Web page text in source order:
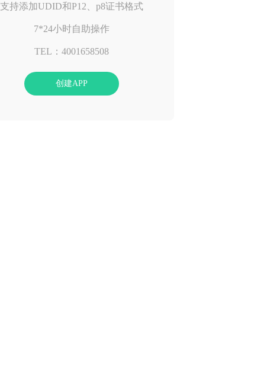
支持添加UDID和P12、p8证书格式
7*24小时自助操作
TEL：4001658508
创建APP